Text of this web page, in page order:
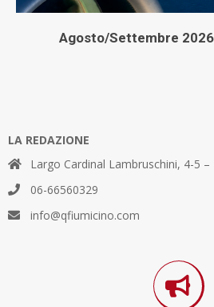
Agosto/Settembre 2026
LA REDAZIONE
Largo Cardinal Lambruschini, 4-5 –
06-66560329
info@qfiumicino.com